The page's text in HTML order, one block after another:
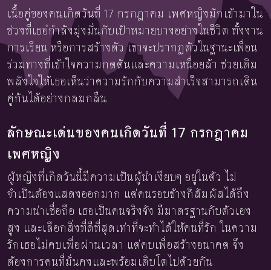
เนื้อคู่ของคนเกิดวันที่ 17 กรกฎาคม เพศหญิงมักเข้ามาใน
ช่วงที่เธอกำลังมุ่งมั่นกับเป้าหมายบางอย่างในชีวิต ทั้งงาน
การเรียน หรือการสร้างตัว เขาจะปรากฏตัวในฐานะเพื่อน
ร่วมทางที่เข้าใจความกดดันและความเหนื่อยล้า ช่วยเติม
พลังใจให้เธอเห็นว่าความรักกับความสำเร็จสามารถเดิน
คู่กันได้อย่างกลมกลืน
ลักษณะเด่นของคนเกิดวันที่ 17 กรกฎาคม
เพศหญิง
ผู้หญิงที่เกิดวันนี้มีความเป็นผู้นำเงียบๆ อยู่ในตัว ไม่
จำเป็นต้องแสดงออกมาก แต่คนรอบข้างก็สัมผัสได้ถึง
ความน่าเชื่อถือ เธอเป็นคนจริงจัง มีมาตรฐานกับตัวเอง
สูง และเลือกสิ่งที่ดีที่สุดเท่าที่จะทำได้ให้คนที่รัก ในความ
รักเธอไม่คบเพื่อผ่านเวลา แต่คบเพื่อสร้างอนาคต จึง
ต้องการคนที่มั่นคงและพร้อมเติบโตไปด้วยกัน